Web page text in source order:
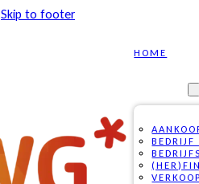
Skip to footer
HOME
DIENSTEN
BEDRIJF